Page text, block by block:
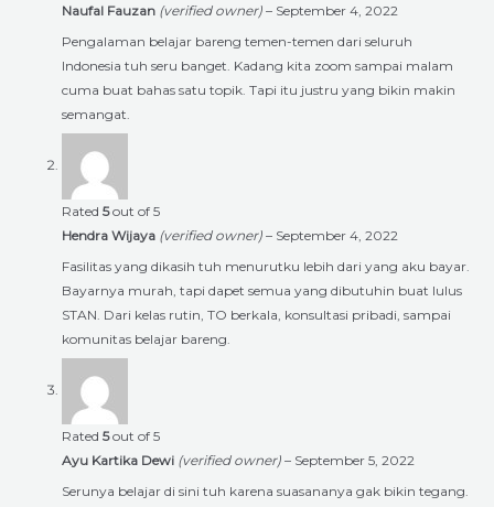
Naufal Fauzan (verified owner) – September 4, 2022
Pengalaman belajar bareng temen-temen dari seluruh
Indonesia tuh seru banget. Kadang kita zoom sampai malam
cuma buat bahas satu topik. Tapi itu justru yang bikin makin
semangat.
Rated 5out of 5
Hendra Wijaya (verified owner) – September 4, 2022
Fasilitas yang dikasih tuh menurutku lebih dari yang aku bayar.
Bayarnya murah, tapi dapet semua yang dibutuhin buat lulus
STAN. Dari kelas rutin, TO berkala, konsultasi pribadi, sampai
komunitas belajar bareng.
Rated 5out of 5
Ayu Kartika Dewi (verified owner) – September 5, 2022
Serunya belajar di sini tuh karena suasananya gak bikin tegang.